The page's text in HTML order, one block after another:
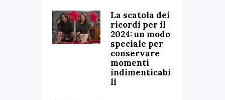
La scatola dei
ricordi per il
2024: un modo
speciale per
conservare
momenti
indimenticabi
li